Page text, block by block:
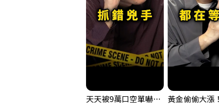
天天被9萬口空單嚇，其實你盯錯地方了｜Mr.Jimmy高志銘 #台股 #外資期貨 #融資